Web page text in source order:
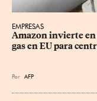
EMPRESAS
Amazon invierte
gas en EU para
Por AFP